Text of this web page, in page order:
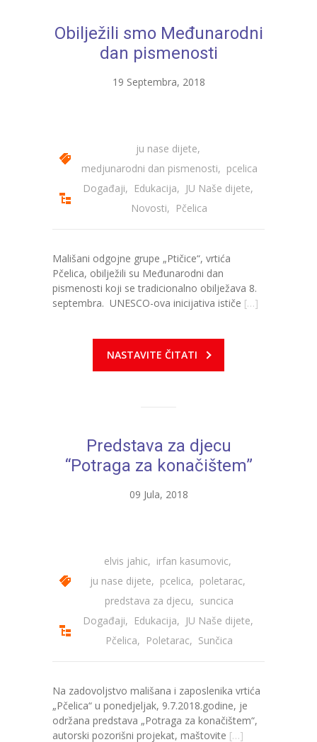
---- Ciciban
---- Pčelica
---- Poletarac
---- Sunčica
---- Zeko
---- Zvončica
-- Stručni tim
-- COVID-19 Procedure
-- Javne nabavke
---- Odluke o izboru i poništenju
---- Nabavka usluga iz anexa II dio B
-- Konkursi
-- Edukacije za roditelje
-- Edukacije zaposlenika
Obilježili smo Međunarodni
dan pismenosti
19 Septembra, 2018
ju nase dijete,
medjunarodni dan pismenosti, pcelica
Događaji, Edukacija, JU Naše dijete,
Novosti, Pčelica
Mališani odgojne grupe „Ptičice“, vrtića
Pčelica, obilježili su Međunarodni dan
pismenosti koji se tradicionalno obilježava 8.
septembra. UNESCO-ova inicijativa ističe […]
NASTAVITE ČITATI
Predstava za djecu
“Potraga za konačištem”
09 Jula, 2018
elvis jahic, irfan kasumovic,
ju nase dijete, pcelica, poletarac,
predstava za djecu, suncica
Događaji, Edukacija, JU Naše dijete,
Pčelica, Poletarac, Sunčica
Na zadovoljstvo mališana i zaposlenika vrtića
„Pčelica“ u ponedjeljak, 9.7.2018.godine, je
održana predstava „Potraga za konačištem“,
autorski pozorišni projekat, maštovite […]